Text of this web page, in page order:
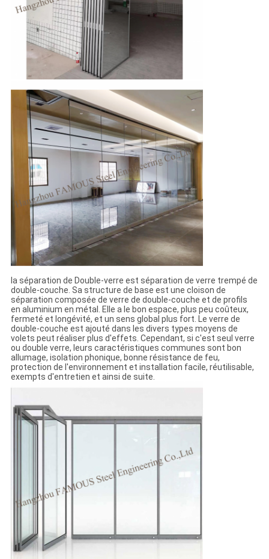
la séparation de Double-verre est séparation de verre trempé de
double-couche. Sa structure de base est une cloison de
séparation composée de verre de double-couche et de profils
en aluminium en métal. Elle a le bon espace, plus peu coûteux,
fermeté et longévité, et un sens global plus fort. Le verre de
double-couche est ajouté dans les divers types moyens de
volets peut réaliser plus d'effets. Cependant, si c'est seul verre
ou double verre, leurs caractéristiques communes sont bon
allumage, isolation phonique, bonne résistance de feu,
protection de l'environnement et installation facile, réutilisable,
exempts d'entretien et ainsi de suite.